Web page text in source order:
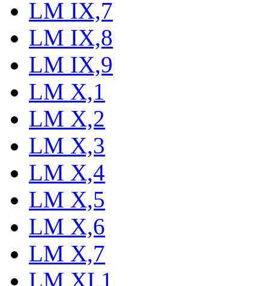
LM IX,7
LM IX,8
LM IX,9
LM X,1
LM X,2
LM X,3
LM X,4
LM X,5
LM X,6
LM X,7
LM XI,1